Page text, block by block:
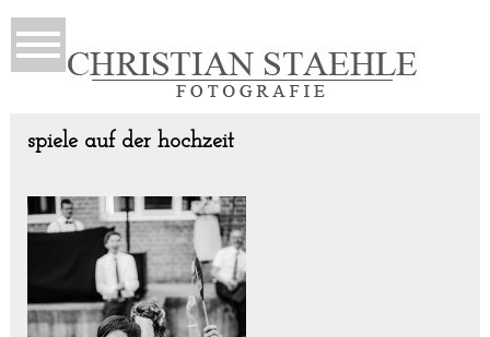
spiele auf der hochzeit